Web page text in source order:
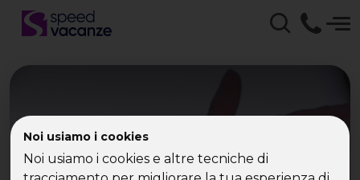
Noi usiamo i cookies
Noi usiamo i cookies e altre tecniche di
Vacanze di Gruppo
Speed Vacanze -